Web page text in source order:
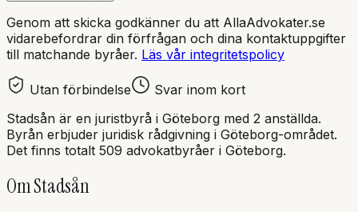
Genom att skicka godkänner du att AllaAdvokater.se
vidarebefordrar din förfrågan och dina kontaktuppgifter
till matchande byråer. Läs vår integritetspolicy
Utan förbindelse
Svar inom kort
Stadsån är en juristbyrå i Göteborg med 2 anställda.
Byrån erbjuder juridisk rådgivning i Göteborg-området.
Det finns totalt 509 advokatbyråer i Göteborg.
OmStadsån